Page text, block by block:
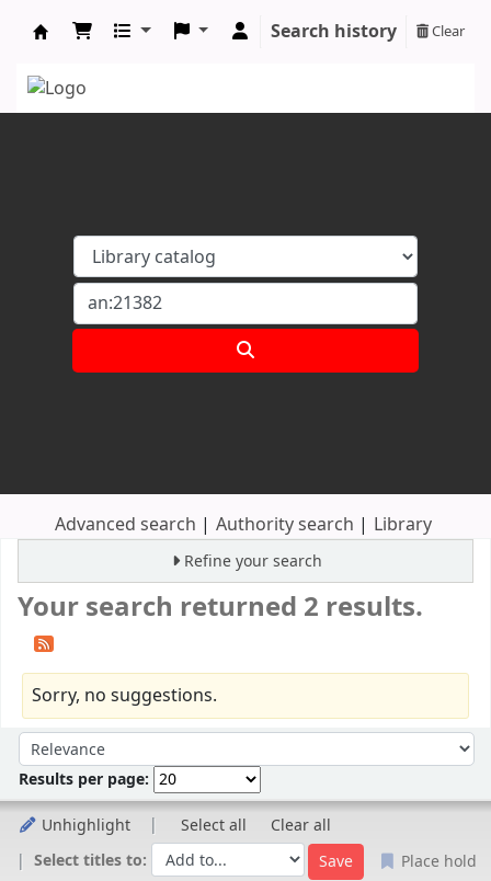
Search history Clear
Advanced search Authority search Library
Refine your search
Your search returned 2 results.
Sorry, no suggestions.
Sort by:
Results per page:
Unhighlight Select all
Clear all
Select titles to:
Place hold